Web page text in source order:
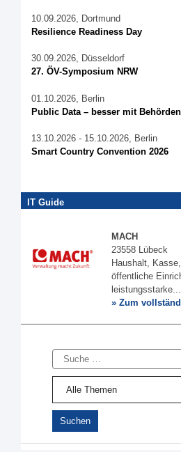
10.09.2026, Dortmund
Resilience Readiness Day
30.09.2026, Düsseldorf
27. ÖV-Symposium NRW
01.10.2026, Berlin
Public Data – besser mit
13.10.2026 - 15.10.2026, Berlin
Smart Country Convention 2026
IT Guide
MACH
23558 Lübeck
Haushalt,
öffentliche
leistungsstarke...
» Zum
Suche